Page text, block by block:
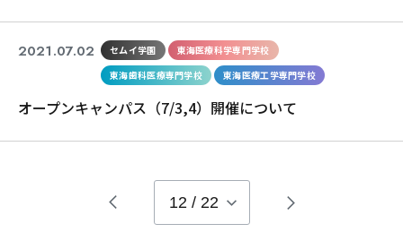
2021.07.02 セムイ学園
東海医療科学専門学校
東海歯科医療専門学校
東海医療工学専門学校
オープンキャンパス（7/3,4）開催について
12 / 22